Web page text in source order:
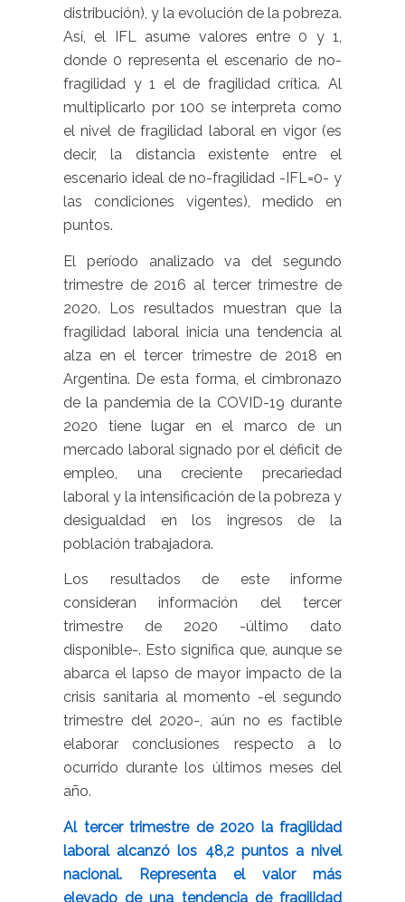
distribución), y la evolución de la pobreza.
Así, el IFL asume valores entre 0 y 1,
donde 0 representa el escenario de no-
fragilidad y 1 el de fragilidad crítica. Al
multiplicarlo por 100 se interpreta como
el nivel de fragilidad laboral en vigor (es
decir, la distancia existente entre el
escenario ideal de no-fragilidad -IFL=0- y
las condiciones vigentes), medido en
puntos.
El período analizado va del segundo
trimestre de 2016 al tercer trimestre de
2020. Los resultados muestran que la
fragilidad laboral inicia una tendencia al
alza en el tercer trimestre de 2018 en
Argentina. De esta forma, el cimbronazo
de la pandemia de la COVID-19 durante
2020 tiene lugar en el marco de un
mercado laboral signado por el déficit de
empleo, una creciente precariedad
laboral y la intensificación de la pobreza y
desigualdad en los ingresos de la
población trabajadora.
Los resultados de este informe
consideran información del tercer
trimestre de 2020 -último dato
disponible-. Esto significa que, aunque se
abarca el lapso de mayor impacto de la
crisis sanitaria al momento -el segundo
trimestre del 2020-, aún no es factible
elaborar conclusiones respecto a lo
ocurrido durante los últimos meses del
año.
Al tercer trimestre de 2020 la fragilidad
laboral alcanzó los 48,2 puntos a nivel
nacional. Representa el valor más
elevado de una tendencia de fragilidad